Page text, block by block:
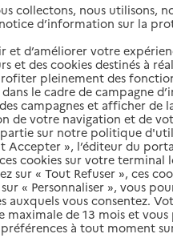
services autour de
collectons, nous utilisons,
d’information sur la
et d’améliorer votre
et des cookies destinés à
pleinement des
le cadre de campagne
campagnes et afficher de
de votre navigation et de
sur notre politique
Accepter », l’éditeur du
cookies sur votre terminal
sur « Tout Refuser », ces
« Personnaliser », vous
auxquels vous consentez.
maximale de 13 mois et
à tout moment